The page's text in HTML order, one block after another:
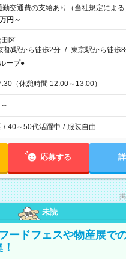
勤交通費の支給あり（当社規定による
円～
区
都)駅から徒歩2分 / 東京駅から徒歩
ープ●
（休憩時間 12:00～13:00）
/ 40～50代活躍中 / 服装自由
応募する
未読
ードフェスや物産展で